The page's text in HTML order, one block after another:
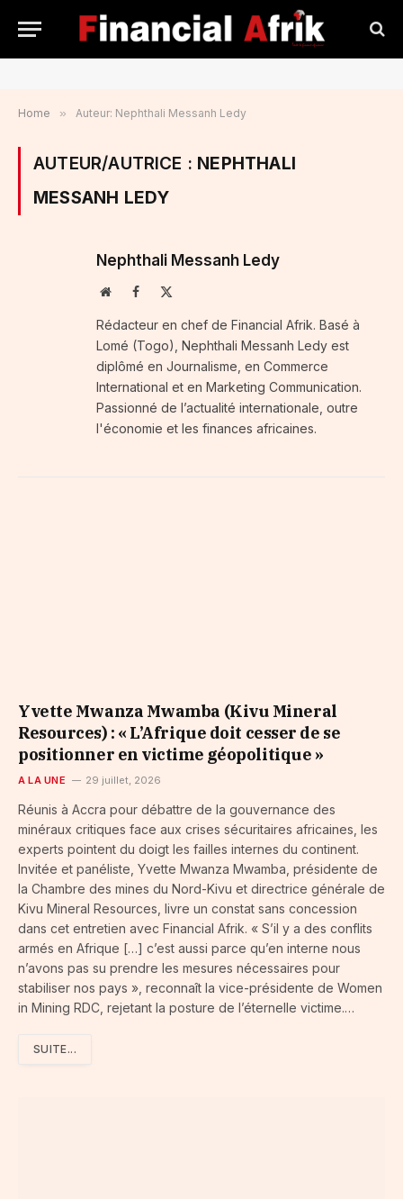
Home » Auteur: Nephthali Messanh Ledy
AUTEUR/AUTRICE : NEPHTHALI
MESSANH LEDY
Nephthali Messanh Ledy
WebsiteFacebook
Rédacteur en chef de Financial Afrik. Basé à
Lomé (Togo), Nephthali Messanh Ledy est
diplômé en Journalisme, en Commerce
International et en Marketing Communication.
Passionné de l’actualité internationale, outre
l'économie et les finances africaines.
​Yvette Mwanza Mwamba (Kivu Mineral
Resources) : « L’Afrique doit cesser de se
positionner en victime géopolitique »
A LA UNE 29 juillet, 2026
Réunis à Accra pour débattre de la gouvernance des
minéraux critiques face aux crises sécuritaires africaines, les
experts pointent du doigt les failles internes du continent.
Invitée et panéliste, Yvette Mwanza Mwamba, présidente de
la Chambre des mines du Nord-Kivu et directrice générale de
Kivu Mineral Resources, livre un constat sans concession
dans cet entretien avec Financial Afrik. « S’il y a des conflits
armés en Afrique […] c’est aussi parce qu’en interne nous
n’avons pas su prendre les mesures nécessaires pour
stabiliser nos pays », reconnaît la vice-présidente de Women
in Mining RDC, rejetant la posture de l’éternelle victime.…
SUITE...